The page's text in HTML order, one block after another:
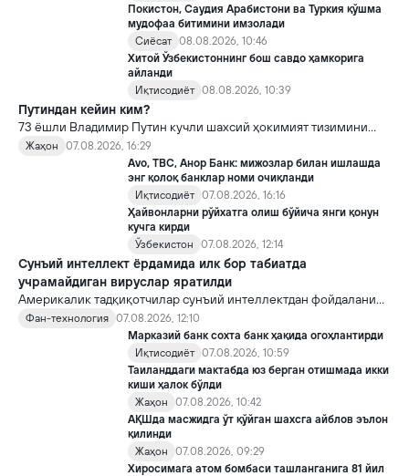
Покистон, Саудия Арабистони ва Туркия қўшма
мудофаа битимини имзолади
Сиёсат 08.08.2026, 10:46
Хитой Ўзбекистоннинг бош савдо ҳамкорига
айланди
Иқтисодиёт 08.08.2026, 10:39
Путиндан кейин ким?
73 ёшли Владимир Путин кучли шахсий ҳокимият тизимини
яратди, аммо ундан кейин ким келиши ва ҳокимиятни
топшириш механизми ҳали ноаниқ. Таҳлилчилар фикрича, бу
Кремлда ворислик жангига олиб келиши мумкин.
Жаҳон
07.08.2026, 16:29
Avo, TBC, Анор Банк: мижозлар билан ишлашда
энг қолоқ банклар номи очиқланди
Иқтисодиёт 07.08.2026, 16:16
Ҳайвонларни рўйхатга олиш бўйича янги қонун
кучга кирди
Ўзбекистон
07.08.2026, 12:14
Сунъий интеллект ёрдамида илк бор табиатда
учрамайдиган вируслар яратилди
Америкалик тадқиқотчилар сунъий интеллектдан фойдаланиб
16 та вирус яратди. Бу кашфиёт янги ютуқларга умид уйғотиш
билан бирга, ундан нотўғри мақсадда фойдаланиш борасидаги
хавотирларни ҳам кучайтирмоқда.
Фан-технология 07.08.2026, 12:10
Марказий банк сохта банк ҳақида огоҳлантирди
Иқтисодиёт 07.08.2026, 10:59
Таиланддаги мактабда юз берган отишмада икки
киши ҳалок бўлди
Жаҳон
07.08.2026, 10:42
АҚШда масжидга ўт қўйган шахсга айблов эълон
қилинди
Жаҳон
07.08.2026, 09:29
Хиросимага атом бомбаси ташланганига 81 йил